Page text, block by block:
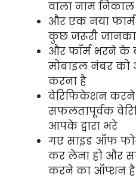
वाला नाम निकाल
और एक नया
कुछ जरूरी
और फॉर्म भरने के
मोबाइल नंबर को
करना है
वेरिफिकेशन
सफलतापूर्वक
आपके द्वारा भरे
गए साइड ऑफ
कर लेना हो और
करने का ऑप्शन